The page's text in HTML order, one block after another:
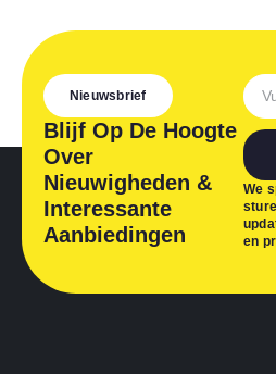
Nieuwsbrief
Blijf Op De Hoogte
Over
Nieuwigheden &
Interessante
Aanbiedingen
We
en